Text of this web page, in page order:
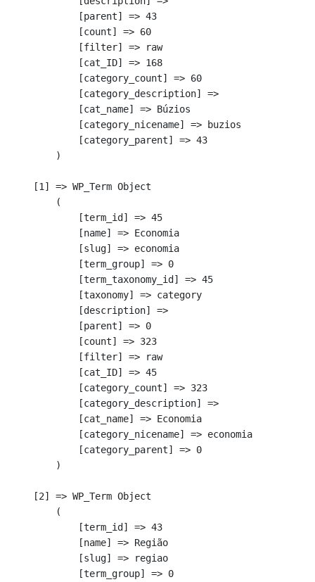
            [parent] => 43
            [count] => 60
            [filter] => raw
            [cat_ID] => 168
            [category_count] => 60
            [category_description] =>
            [cat_name] => Búzios
            [category_nicename] => buzios
            [category_parent] => 43
        )
    [1] => WP_Term Object
        (
            [term_id] => 45
            [name] => Economia
            [slug] => economia
            [term_group] => 0
            [term_taxonomy_id] => 45
            [taxonomy] => category
            [description] =>
            [parent] => 0
            [count] => 323
            [filter] => raw
            [cat_ID] => 45
            [category_count] => 323
            [category_description] =>
            [cat_name] => Economia
            [category_nicename] => economia
            [category_parent] => 0
        )
    [2] => WP_Term Object
        (
            [term_id] => 43
            [name] => Região
            [slug] => regiao
            [term_group] => 0